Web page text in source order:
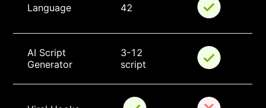
Language 42
AI Script
Generator
3-12
script